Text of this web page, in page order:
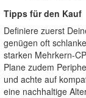
Tipps für den Kauf
Definiere zuerst
genügen oft
starken Mehrkern-
Plane zudem
und achte auf
eine nachhaltige